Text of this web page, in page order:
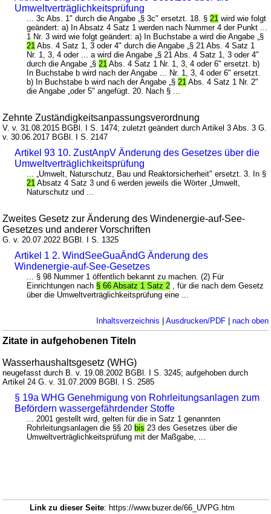
Umweltverträglichkeitsprüfung
... 3c Abs. 1" durch die Angabe „§ 3c" ersetzt. 18. §21 wird wie folgt
geändert: a) In Absatz 4 Satz 1 werden nach Nummer 4 der Punkt ...
1 Nr. 3 wird wie folgt geändert: a) In Buchstabe a wird die Angabe „§
21 Abs. 4 Satz 1, 3 oder 4" durch die Angabe „§ 21 Abs. 4 Satz 1
Nr. 1, 3, 4 oder ... a wird die Angabe „§ 21 Abs. 4 Satz 1, 3 oder 4"
durch die Angabe „§21 Abs. 4 Satz 1 Nr. 1, 3, 4 oder 6" ersetzt. b)
In Buchstabe b wird nach der Angabe ... Nr. 1, 3, 4 oder 6" ersetzt.
b) In Buchstabe b wird nach der Angabe „§21 Abs. 4 Satz 1 Nr. 2"
die Angabe „oder 5" angefügt. 20. Nach § ...
Zehnte Zuständigkeitsanpassungsverordnung
V. v. 31.08.2015 BGBl. I S. 1474; zuletzt geändert durch Artikel 3 Abs. 3 G.
v. 30.06.2017 BGBl. I S. 2147
Artikel 93 10. ZustAnpV Änderung des Gesetzes über die
Umweltverträglichkeitsprüfung
... „Umwelt, Naturschutz, Bau und Reaktorsicherheit" ersetzt. 3. In §
21 Absatz 4 Satz 3 und 6 werden jeweils die Wörter „Umwelt,
Naturschutz und ...
Zweites Gesetz zur Änderung des Windenergie-auf-See-
Gesetzes und anderer Vorschriften
G. v. 20.07.2022 BGBl. I S. 1325
Artikel 1 2. WindSeeGuaÄndG Änderung des
Windenergie-auf-See-Gesetzes
... § 98 Nummer 1 öffentlich bekannt zu machen. (2) Für
Einrichtungen nach § 66 Absatz 1 Satz 2 , für die nach dem Gesetz
über die Umweltverträglichkeitsprüfung eine ...
Inhaltsverzeichnis Ausdrucken/PDF| nach oben
Zitate in aufgehobenen Titeln
Wasserhaushaltsgesetz (WHG)
neugefasst durch B. v. 19.08.2002 BGBl. I S. 3245; aufgehoben durch
Artikel 24 G. v. 31.07.2009 BGBl. I S. 2585
§ 19a WHG Genehmigung von Rohrleitungsanlagen zum
Befördern wassergefährdender Stoffe
... 2001 gestellt wird, gelten für die in Satz 1 genannten
Rohrleitungsanlagen die §§ 20 bis 23 des Gesetzes über die
Umweltverträglichkeitsprüfung mit der Maßgabe, ...
Link zu dieser Seite: https://www.buzer.de/66_UVPG.htm